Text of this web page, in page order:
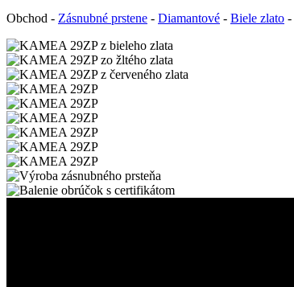
Obchod - Zásnubné prstene - Diamantové - Biele zlato -